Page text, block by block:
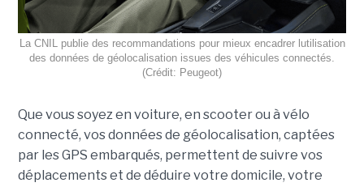
La CNIL publie des recommandations pour mieux encadrer lutilisation
des données de géolocalisation issues des véhicules connectés.
(Crédit: Peugeot)
Que vous soyez en voiture, en scooter ou à vélo
connecté, vos données de géolocalisation, captées
par les GPS embarqués, permettent de suivre vos
déplacements et de déduire votre domicile, votre